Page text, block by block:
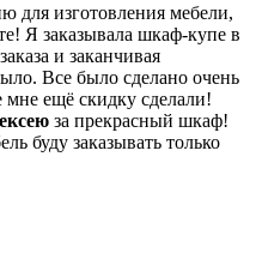
для изготовления мебели,
Я заказывала шкаф-купе в
и заканчивая
Все было сделано очень
ещё скидку сделали!
за прекрасный шкаф!
буду заказывать только